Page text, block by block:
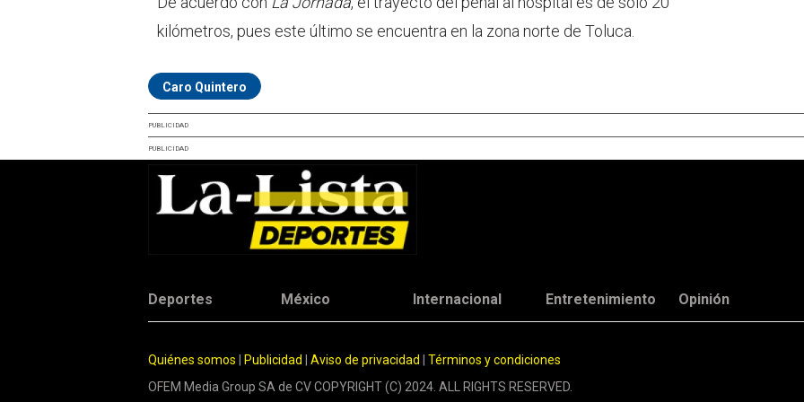
kilómetros, pues este último se encuentra en la zona norte de Toluca.
Caro Quintero
PUBLICIDAD
PUBLICIDAD
Deportes México Internacional Entretenimiento Opinión
Quiénes somos Publicidad Aviso de privacidad
Términos y condiciones
OFEM Media Group SA de CV COPYRIGHT (C) 2024. ALL RIGHTS RESERVED.